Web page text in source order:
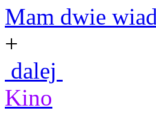
Mam dwie
+
dalej
Kino